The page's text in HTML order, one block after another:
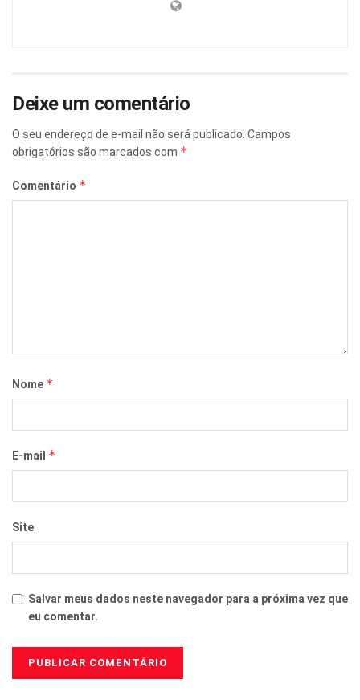
Deixe um comentário
O seu endereço de e-mail não será publicado. Campos
obrigatórios são marcados com *
Comentário *
Nome *
E-mail *
Site
Salvar meus dados neste navegador para a próxima vez que
eu comentar.